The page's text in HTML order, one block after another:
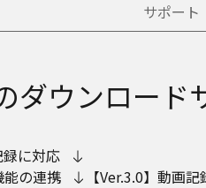
サポート
ウンロード
録に対応
能の連携 【Ver.3.0】動画